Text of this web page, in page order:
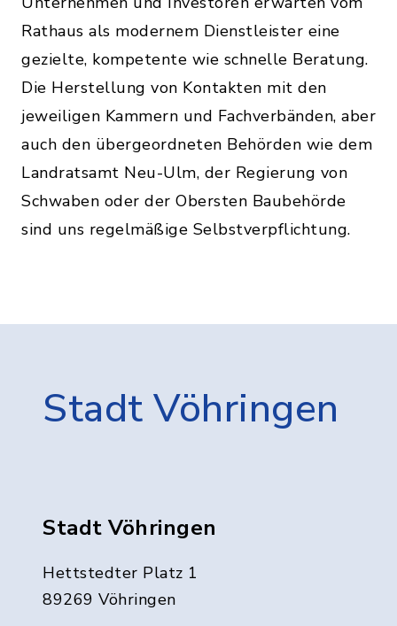
Rathaus als modernem Dienstleister eine
gezielte, kompetente wie schnelle Beratung.
Die Herstellung von Kontakten mit den
jeweiligen Kammern und Fachverbänden, aber
auch den übergeordneten Behörden wie dem
Landratsamt Neu-Ulm, der Regierung von
Schwaben oder der Obersten Baubehörde
sind uns regelmäßige Selbstverpflichtung.
Stadt Vöhringen
Stadt Vöhringen
Hettstedter Platz 1
89269 Vöhringen